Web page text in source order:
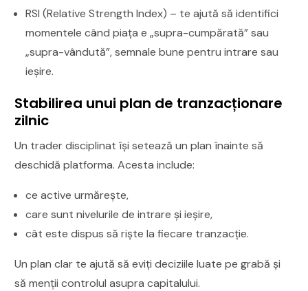
RSI (Relative Strength Index) – te ajută să identifici
momentele când piața e „supra-cumpărată” sau
„supra-vândută”, semnale bune pentru intrare sau
ieșire.
Stabilirea unui plan de tranzacționare
zilnic
Un trader disciplinat își setează un plan înainte să
deschidă platforma. Acesta include:
ce active urmărește,
care sunt nivelurile de intrare și ieșire,
cât este dispus să riște la fiecare tranzacție.
Un plan clar te ajută să eviți deciziile luate pe grabă și
să menții controlul asupra capitalului.